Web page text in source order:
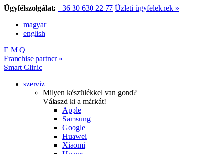
Ügyfélszolgálat: +36 30 630 22 77 Üzleti ügyfeleknek »
magyar
english
E M Q
Franchise partner »
Smart Clinic
szerviz
Milyen készülékkel van gond?
Válaszd ki a márkát!
Apple
Samsung
Google
Huawei
Xiaomi